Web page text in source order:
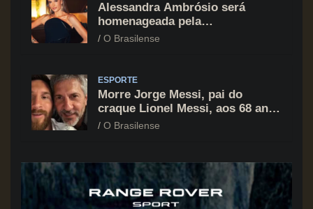
Alessandra Ambrósio será
homenageada pela
BrazilFoundation no New York
O Brasilense
ESPORTE
Morre Jorge Messi, pai do
craque Lionel Messi, aos 68 anos
na Argentina
O Brasilense